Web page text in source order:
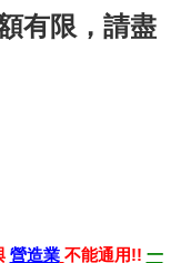
有限，請盡
營造業 不能通用!! 一